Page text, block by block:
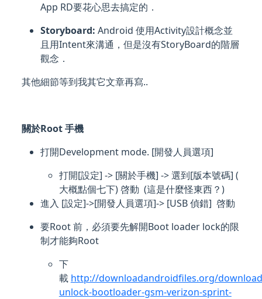
App RD要花心思去搞定的．
Storyboard: Android 使用Activity設計概念並
且用Intent來溝通，但是沒有StoryBoard的階層
觀念．
其他細節等到我其它文章再寫..
關於Root 手機
打開Development mode. [開發人員選項]
打開[設定] -> [關於手機] -> 選到[版本號碼] (
大概點個七下) 啓動 (這是什麼怪東西？)
進入 [設定]->[開發人員選項]-> [USB 偵錯] 啓動
要Root 前，必須要先解開Boot loader lock的限
制才能夠Root
下
載 http://downloadandroidfiles.org/
unlock-bootloader-gsm-verizon-sprint-